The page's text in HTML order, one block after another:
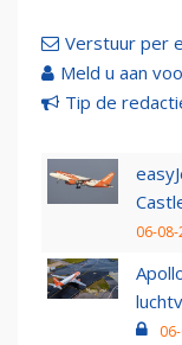
Verstuur per
Meld u aan
Tip de
06-